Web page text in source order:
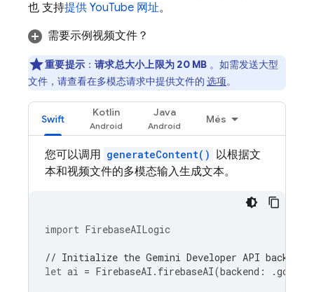
也 支持提供 YouTube 网址。
需要示例视频文件？
重要提示 ： 请求总大小上限为 20 MB 。如需发送大型
文件，请查看在多模态请求中提供文件的 选项。
Swift
Kotlin Java
Més
您可以调用 generateContent() 以根据文
本和视频文件的多模态输入生成文本。
import FirebaseAILogic
// Initialize the Gemini Developer API backend
let ai = FirebaseAI . firebaseAI(backend : .